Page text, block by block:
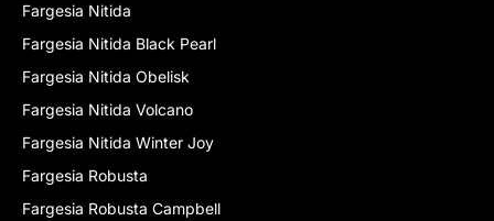
Fargesia Nitida
Fargesia Nitida Black Pearl
Fargesia Nitida Obelisk
Fargesia Nitida Volcano
Fargesia Nitida Winter Joy
Fargesia Robusta
Fargesia Robusta Campbell